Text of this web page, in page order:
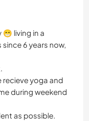
😁 living in a
6 years now,
recieve yoga and
during weekend
as possible.